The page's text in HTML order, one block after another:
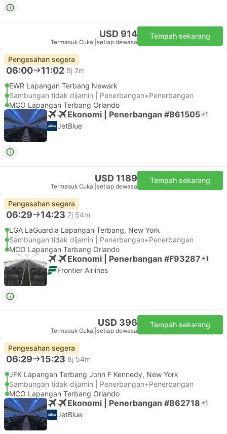
USD 914
Termasuk Cukai setiap dewasa
Tempah sekarang
Pengesahan segera
06:00 11:02 5j 2m
EWR Lapangan Terbang Newark
Sambungan tidak dijamin | Penerbangan+Penerbangan
MCO Lapangan Terbang Orlando
Ekonomi | Penerbangan #B61505 +1
JetBlue
USD 1189
Termasuk Cukai setiap dewasa
Tempah sekarang
Pengesahan segera
06:29 14:23 7j 54m
LGA LaGuardia Lapangan Terbang, New York
Sambungan tidak dijamin | Penerbangan+Penerbangan
MCO Lapangan Terbang Orlando
Ekonomi | Penerbangan #F93287 +1
Frontier Airlines
USD 396
Termasuk Cukai setiap dewasa
Tempah sekarang
Pengesahan segera
06:29 15:23 8j 54m
JFK Lapangan Terbang John F Kennedy, New York
Sambungan tidak dijamin | Penerbangan+Penerbangan
MCO Lapangan Terbang Orlando
Ekonomi | Penerbangan #B62718 +1
JetBlue